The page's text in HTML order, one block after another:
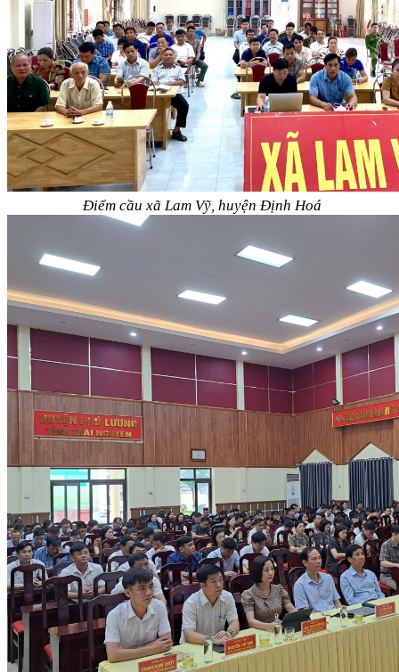
Điểm cầu xã Lam Vỹ, huyện Định Hoá